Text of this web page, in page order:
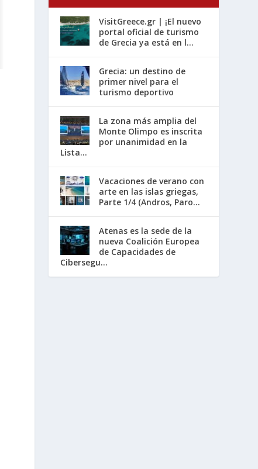
VisitGreece.gr | ¡El nuevo
portal oficial de turismo
de Grecia ya está en l...
Grecia: un destino de
primer nivel para el
turismo deportivo
La zona más amplia del
Monte Olimpo es inscrita
por unanimidad en la
Lista...
Vacaciones de verano con
arte en las islas griegas,
Parte 1/4 (Andros, Paro...
Atenas es la sede de la
nueva Coalición Europea
de Capacidades de
Cibersegu...